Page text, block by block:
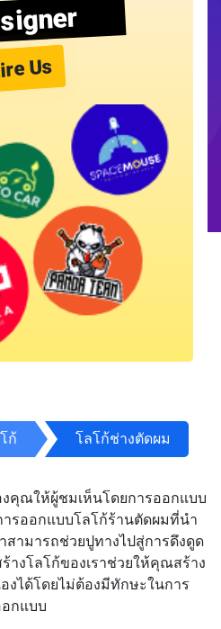
Us
ก้ โลโก้ช่างตัดผม
คุณให้ผู้ชมเห็นโดยการออกแบบ
รออกแบบโลโก้ร้านตัดผมที่นำ
สามารถช่วยปูทางไปสู่การดึงดูด
างโลโก้ของเราช่วยให้คุณสร้าง
งได้โดยไม่ต้องมีทักษะในการ
กแบบ